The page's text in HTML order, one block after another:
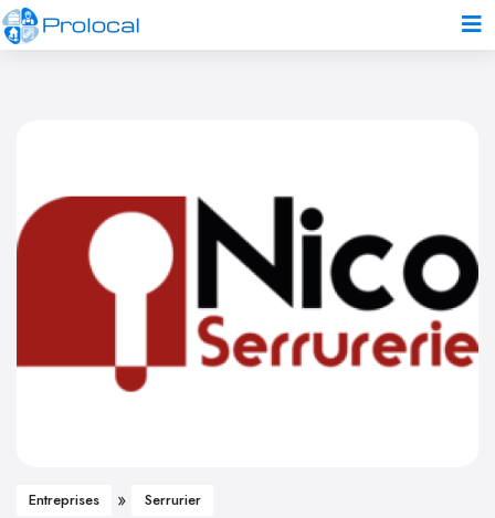
Entreprises » Serrurier